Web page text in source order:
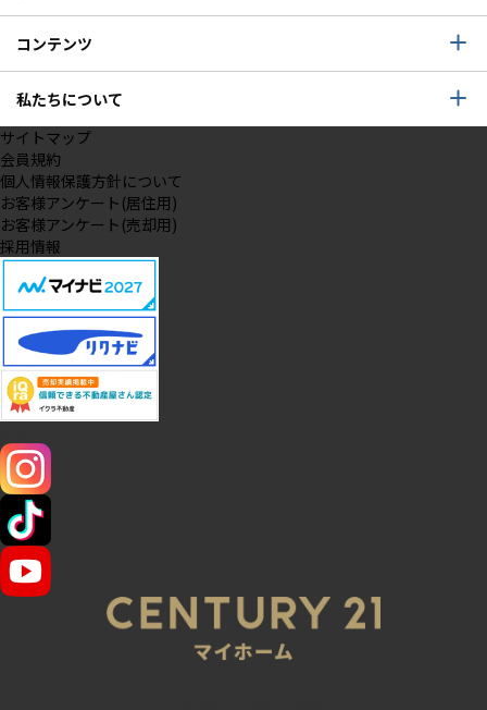
コンテンツ
私たちについて
サイトマップ
会員規約
個人情報保護方針について
お客様アンケート(居住用)
お客様アンケート(売却用)
採用情報